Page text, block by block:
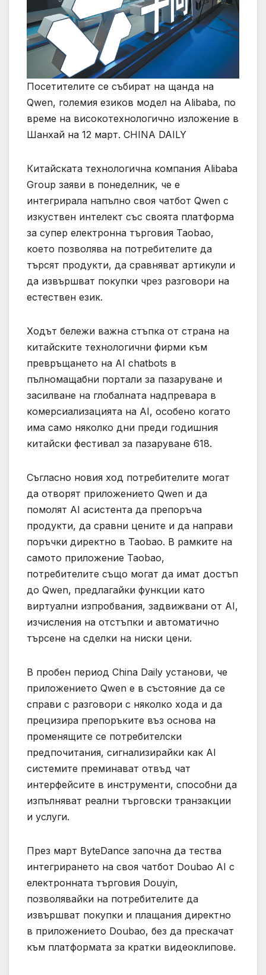
Посетителите се събират на щанда на
Qwen, големия езиков модел на Alibaba, по
време на високотехнологично изложение в
Шанхай на 12 март. CHINA DAILY
Китайската технологична компания Alibaba
Group заяви в понеделник, че е
интегрирала напълно своя чатбот Qwen с
изкуствен интелект със своята платформа
за супер електронна търговия Taobao,
което позволява на потребителите да
търсят продукти, да сравняват артикули и
да извършват покупки чрез разговори на
естествен език.
Ходът бележи важна стъпка от страна на
китайските технологични фирми към
превръщането на AI chatbots в
пълномащабни портали за пазаруване и
засилване на глобалната надпревара в
комерсиализацията на AI, особено когато
има само няколко дни преди годишния
китайски фестивал за пазаруване 618.
Съгласно новия ход потребителите могат
да отворят приложението Qwen и да
помолят AI асистента да препоръча
продукти, да сравни цените и да направи
поръчки директно в Taobao. В рамките на
самото приложение Taobao,
потребителите също могат да имат достъп
до Qwen, предлагайки функции като
виртуални изпробвания, задвижвани от AI,
изчисления на отстъпки и автоматично
търсене на сделки на ниски цени.
В пробен период China Daily установи, че
приложението Qwen е в състояние да се
справи с разговори с няколко хода и да
прецизира препоръките въз основа на
променящите се потребителски
предпочитания, сигнализирайки как AI
системите преминават отвъд чат
интерфейсите в инструменти, способни да
изпълняват реални търговски транзакции
и услуги.
През март ByteDance започна да тества
интегрирането на своя чатбот Doubao AI с
електронната търговия Douyin,
позволявайки на потребителите да
извършват покупки и плащания директно
в приложението Doubao, без да прескачат
към платформата за кратки видеоклипове.